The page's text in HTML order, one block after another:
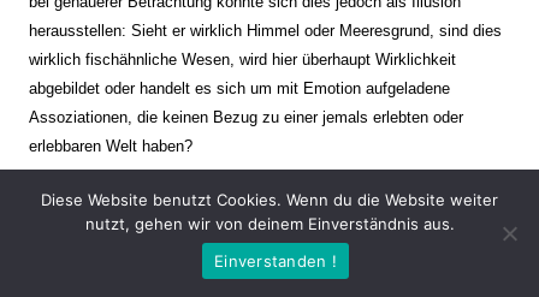
herausstellen: Sieht er wirklich Himmel oder Meeresgrund, sind dies
wirklich fischähnliche Wesen, wird hier überhaupt Wirklichkeit
abgebildet oder handelt es sich um mit Emotion aufgeladene
Assoziationen, die keinen Bezug zu einer jemals erlebten oder
erlebbaren Welt haben?
Verharren und Dynamik stehen sich dabei gegenüber. Zeit steht still
oder verrinnt im Nu. Es soll dabei eine Spannung, auch farblich, bis
zur Schmerzgrenze erzeugt werden. Die Arbeiten stellen ambivalente
Diese Website benutzt Cookies. Wenn du die Website weiter
nutzt, gehen wir von deinem Einverständnis aus.
Einverstanden !